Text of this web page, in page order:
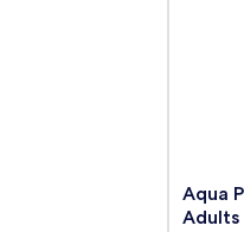
Aqua
Pedra
Aqua
Adults